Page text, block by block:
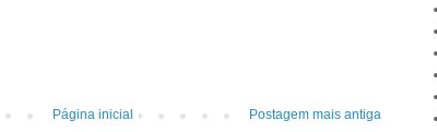
Postagem mais antiga
Página inicial